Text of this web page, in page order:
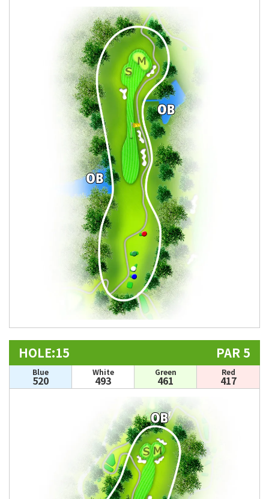
HOLE:15 PAR 5
Blue
520
White
493
Green
461
Red
417